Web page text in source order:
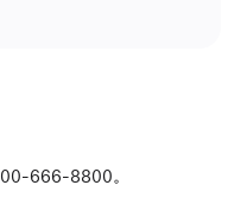
666-8800。